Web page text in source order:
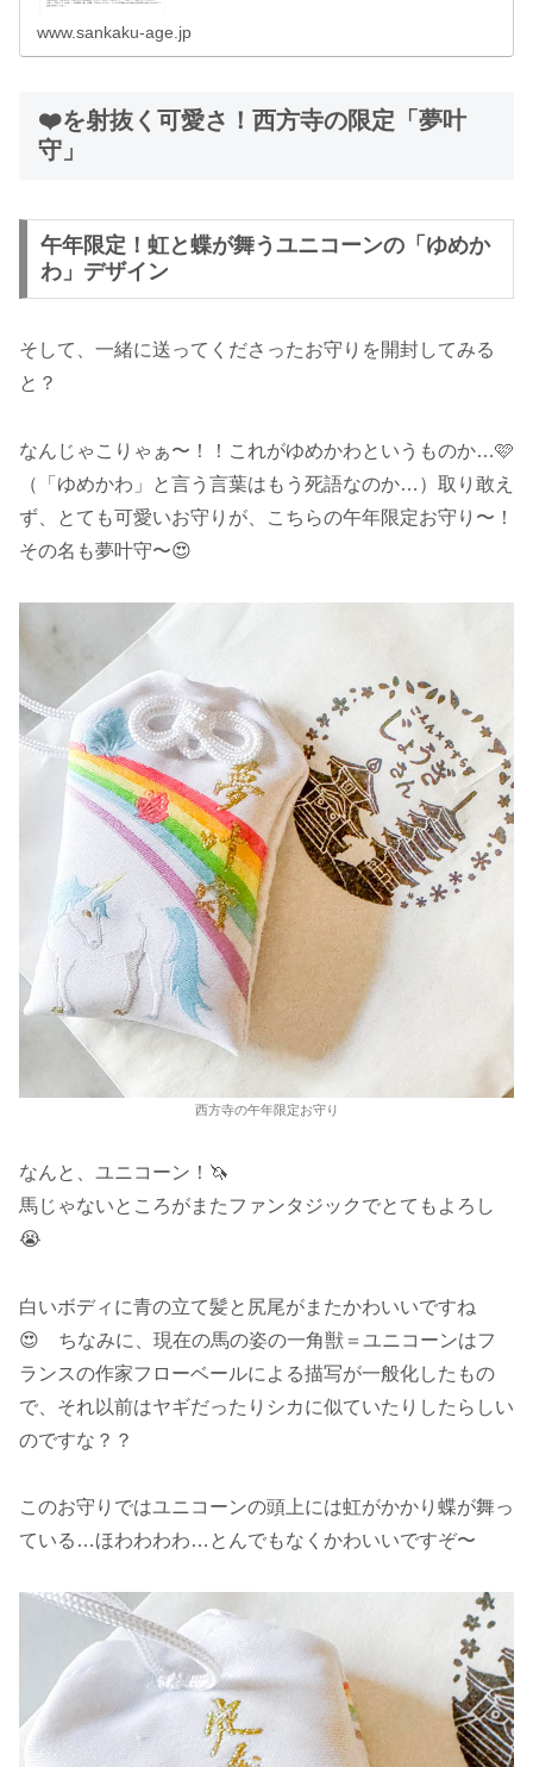
www.sankaku-age.jp
❤️を射抜く可愛さ！西方寺の限定「夢叶
守」
午年限定！虹と蝶が舞うユニコーンの「ゆめか
わ」デザイン
そして、一緒に送ってくださったお守りを開封してみる
と？
なんじゃこりゃぁ〜！！これがゆめかわというものか…🩷
（「ゆめかわ」と言う言葉はもう死語なのか…）取り敢え
ず、とても可愛いお守りが、こちらの午年限定お守り〜！
その名も夢叶守〜😍
西方寺の午年限定お守り
なんと、ユニコーン！🦄
馬じゃないところがまたファンタジックでとてもよろし
😭
白いボディに青の立て髪と尻尾がまたかわいいですね
😍 ちなみに、現在の馬の姿の一角獣＝ユニコーンはフ
ランスの作家フローベールによる描写が一般化したもの
で、それ以前はヤギだったりシカに似ていたりしたらしい
のですな？？
このお守りではユニコーンの頭上には虹がかかり蝶が舞っ
ている…ほわわわわ…とんでもなくかわいいですぞ〜